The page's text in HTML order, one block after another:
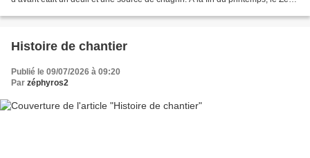
Histoire de chantier
Publié le 09/07/2026 à 09:20
Par zéphyros2